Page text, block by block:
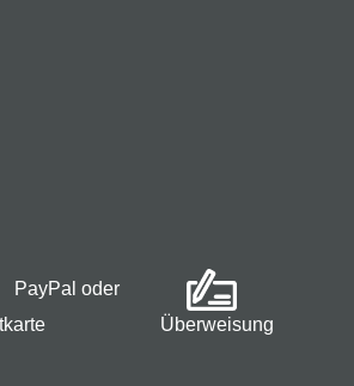
PayPal oder
Überweisung